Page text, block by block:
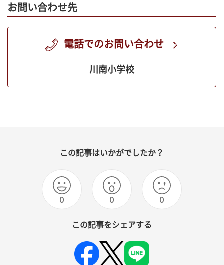
お問い合わせ先
電話でのお問い合わせ
川南小学校
この記事はいかがでしたか？
0 0 0
この記事をシェアする